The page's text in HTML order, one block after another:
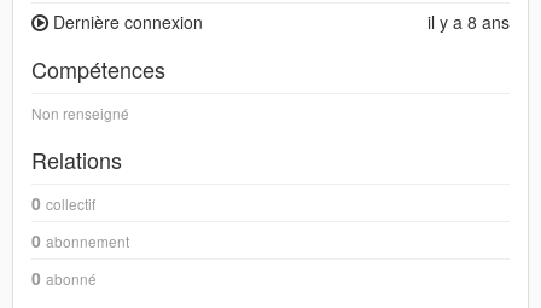
il y a 8 ans
Dernière connexion
Compétences
Non renseigné
Relations
0 collectif
0 abonnement
0 abonné